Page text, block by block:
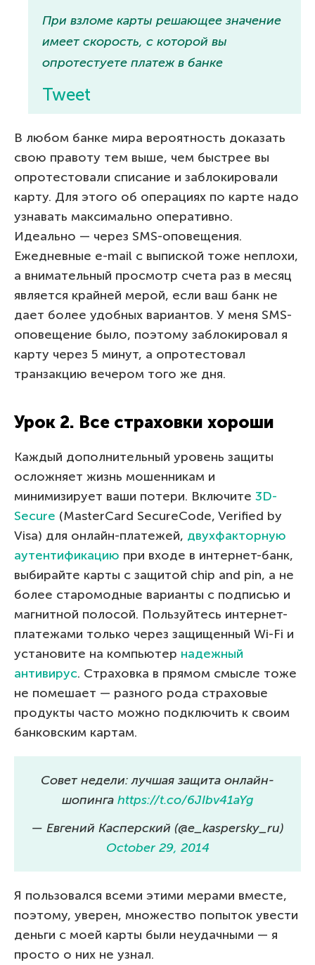
При взломе карты решающее значение
имеет скорость, с которой вы
опротестуете платеж в банке
Tweet
В любом банке мира вероятность доказать
свою правоту тем выше, чем быстрее вы
опротестовали списание и заблокировали
карту. Для этого об операциях по карте надо
узнавать максимально оперативно.
Идеально — через SMS-оповещения.
Ежедневные e-mail с выпиской тоже неплохи,
а внимательный просмотр счета раз в месяц
является крайней мерой, если ваш банк не
дает более удобных вариантов. У меня SMS-
оповещение было, поэтому заблокировал я
карту через 5 минут, а опротестовал
транзакцию вечером того же дня.
Урок 2. Все страховки хороши
Каждый дополнительный уровень защиты
осложняет жизнь мошенникам и
минимизирует ваши потери. Включите 3D-
Secure (MasterCard SecureCode, Verified by
Visa) для онлайн-платежей, двухфакторную
аутентификацию при входе в интернет-банк,
выбирайте карты с защитой chip and pin, а не
более старомодные варианты с подписью и
магнитной полосой. Пользуйтесь интернет-
платежами только через защищенный Wi-Fi и
установите на компьютер надежный
антивирус. Страховка в прямом смысле тоже
не помешает — разного рода страховые
продукты часто можно подключить к своим
банковским картам.
Совет недели: лучшая защита онлайн-
шопинга https://t.co/6JIbv41aYg
— Евгений Касперский (@e_kaspersky_ru)
October 29, 2014
Я пользовался всеми этими мерами вместе,
поэтому, уверен, множество попыток увести
деньги с моей карты были неудачными — я
просто о них не узнал.